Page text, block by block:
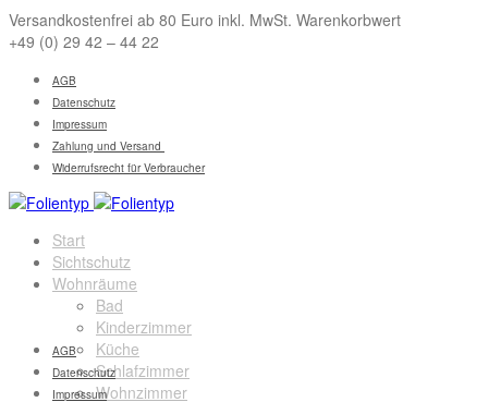
Versandkostenfrei ab 80 Euro inkl. MwSt. Warenkorbwert
+49 (0) 29 42 – 44 22
AGB
Datenschutz
Impressum
Zahlung und Versand
Widerrufsrecht für Verbraucher
Start
Sichtschutz
Wohnräume
Bad
Kinderzimmer
Küche
Schlafzimmer
Wohnzimmer
AGB
Datenschutz
Impressum